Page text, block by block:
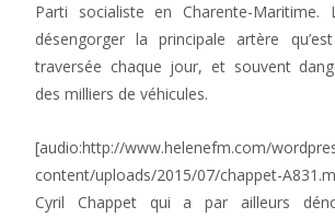
Parti socialiste en Charente-Maritime.
désengorger la principale artère
traversée chaque jour, et souvent
des milliers de véhicules.
[audio:http://www.helenefm.com/
content/uploads/2015/07/chappet-
Cyril Chappet qui a par ailleurs